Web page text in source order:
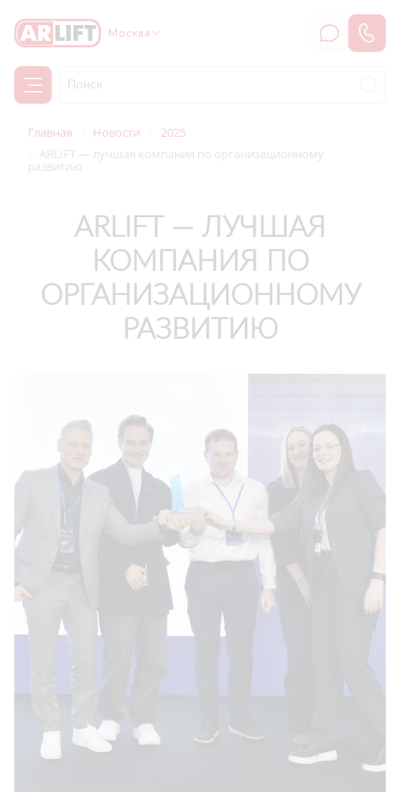
Москва
Главная Новости
2025
ARLIFT — лучшая компания по организационному
развитию
ARLIFT — ЛУЧШАЯ
КОМПАНИЯ ПО
ОРГАНИЗАЦИОННОМУ
РАЗВИТИЮ